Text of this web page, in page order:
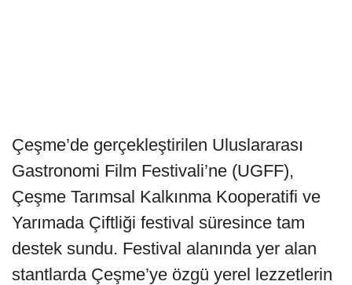
Çeşme’de gerçekleştirilen Uluslararası
Gastronomi Film Festivali’ne (UGFF),
Çeşme Tarımsal Kalkınma Kooperatifi ve
Yarımada Çiftliği festival süresince tam
destek sundu. Festival alanında yer alan
stantlarda Çeşme’ye özgü yerel lezzetlerin